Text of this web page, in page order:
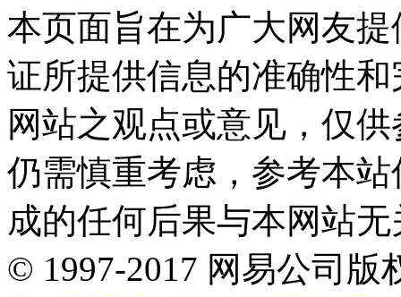
本页面旨在为广大网友
证所提供信息的准确性
网站之观点或意见，仅
仍需慎重考虑，参考本
成的任何后果与本网站
© 1997-2017 网易公司版